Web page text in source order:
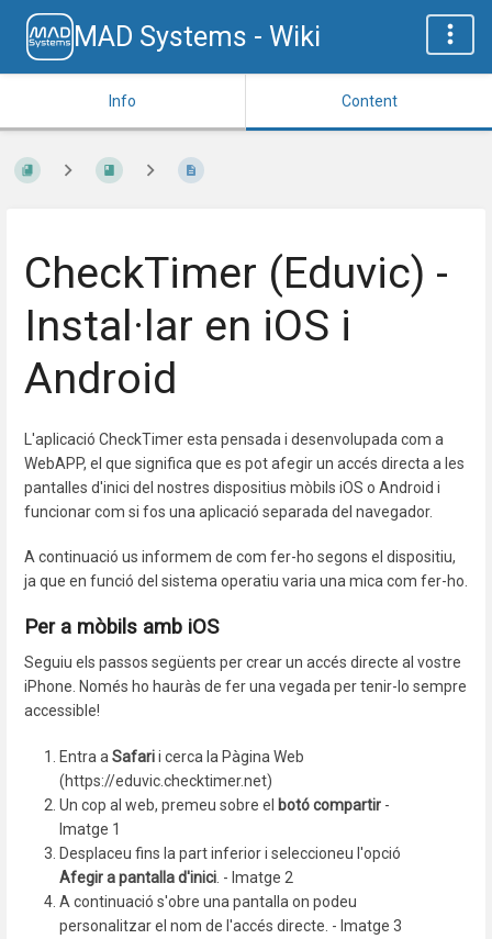
MAD Systems - Wiki
Info Content
CheckTimer (Eduvic) -
Instal·lar en iOS i
Android
L'aplicació CheckTimer esta pensada i desenvolupada com a
WebAPP, el que significa que es pot afegir un accés directa a les
pantalles d'inici del nostres dispositius mòbils iOS o Android i
funcionar com si fos una aplicació separada del navegador.
A continuació us informem de com fer-ho segons el dispositiu,
ja que en funció del sistema operatiu varia una mica com fer-ho.
Per a mòbils amb iOS
Seguiu els passos següents per crear un accés directe al vostre
iPhone. Només ho hauràs de fer una vegada per tenir-lo sempre
accessible!
Entra a Safarii cerca la Pàgina Web
(https://eduvic.checktimer.net)
Un cop al web, premeu sobre el botó compartir -
Imatge 1
Desplaceu fins la part inferior i seleccioneu l'opció
Afegir a pantalla d'inici . - Imatge 2
A continuació s'obre una pantalla on podeu
personalitzar el nom de l'accés directe. - Imatge 3